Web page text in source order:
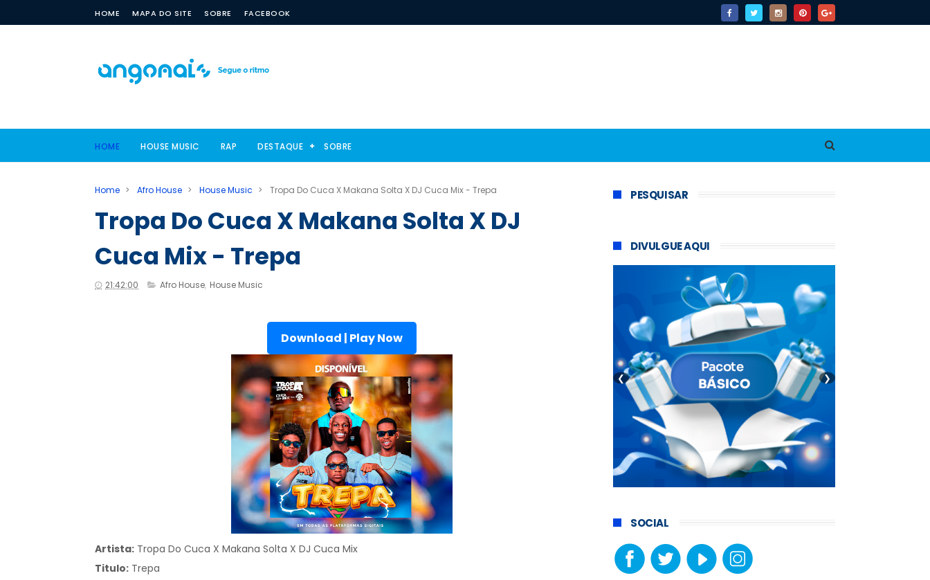
HOME MAPA DO SITE SOBRE FACEBOOK
HOME HOUSE MUSIC RAP DESTAQUE SOBRE
Home > Afro House > House Music > Tropa Do Cuca X Makana Solta X DJ Cuca Mix - Trepa
Tropa Do Cuca X Makana Solta X DJ
Cuca Mix - Trepa
21:42:00 Afro House, House Music
Download | Play Now
Artista: Tropa Do Cuca X Makana Solta X DJ Cuca Mix
Titulo: Trepa
PESQUISAR
DIVULGUE AQUI
❮ ❯
SOCIAL